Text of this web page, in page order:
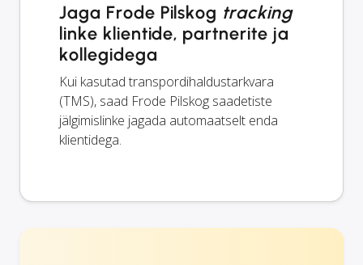
Jaga Frode Pilskog tracking
linke klientide, partnerite ja
kollegidega
Kui kasutad transpordihaldustarkvara
(TMS), saad Frode Pilskog saadetiste
jälgimislinke jagada automaatselt enda
klientidega.